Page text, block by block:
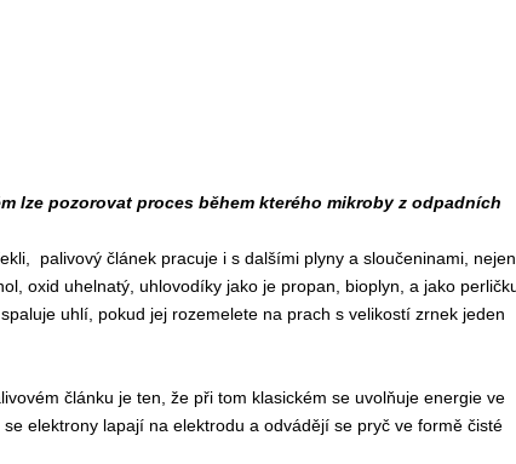
lze pozorovat proces během kterého mikroby z odpadních
palivový článek pracuje i s dalšími plyny a sloučeninami, nejen
oxid uhelnatý, uhlovodíky jako je propan, bioplyn, a jako
uhlí, pokud jej rozemelete na prach s velikostí zrnek jeden
článku je ten, že při tom klasickém se uvolňuje energie ve
elektrony lapají na elektrodu a odvádějí se pryč ve formě čisté